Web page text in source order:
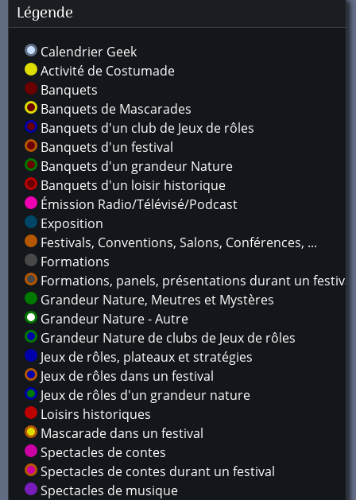
Légende
Calendrier Geek
Activité de Costumade
Banquets
Banquets de Mascarades
Banquets d'un club de Jeux de rôles
Banquets d'un festival
Banquets d'un grandeur Nature
Banquets d'un loisir historique
Émission Radio/Télévisé/Podcast
Exposition
Festivals, Conventions, Salons, Conférences, ...
Formations
Formations, panels, présentations durant un festival
Grandeur Nature, Meutres et Mystères
Grandeur Nature - Autre
Grandeur Nature de clubs de Jeux de rôles
Jeux de rôles, plateaux et stratégies
Jeux de rôles dans un festival
Jeux de rôles d'un grandeur nature
Loisirs historiques
Mascarade dans un festival
Spectacles de contes
Spectacles de contes durant un festival
Spectacles de musique